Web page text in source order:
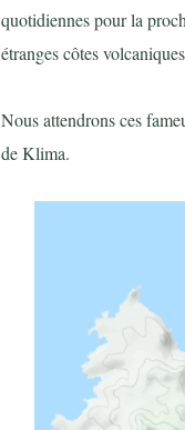
quotidiennes pour la
étranges côtes
Nous attendrons ces
de Klima.